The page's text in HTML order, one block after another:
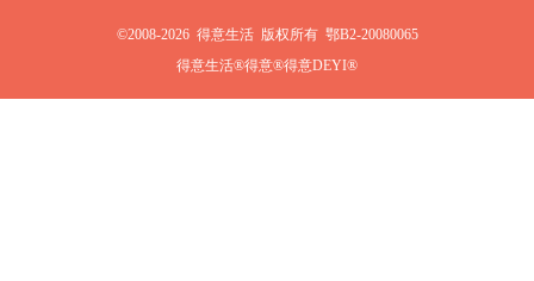
©2008-2026 得意生活 版权所有 鄂B2-20080065
得意生活®得意®得意DEYI®